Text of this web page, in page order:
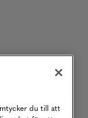
du till att